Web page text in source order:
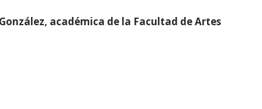
académica de la Facultad de Artes